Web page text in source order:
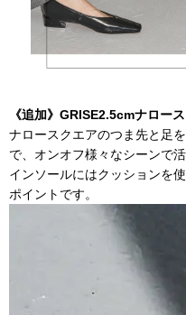
《追加》GRISE2.5cmナロー
ナロースクエアのつま先と足
で、オンオフ様々なシーンで
インソールにはクッションを
ポイントです。